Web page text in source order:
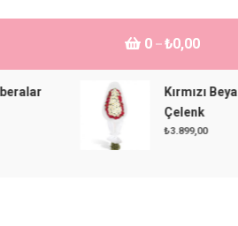
0 ₺0,00
Kırmızı Beyaz
Çelenk
3.899,00